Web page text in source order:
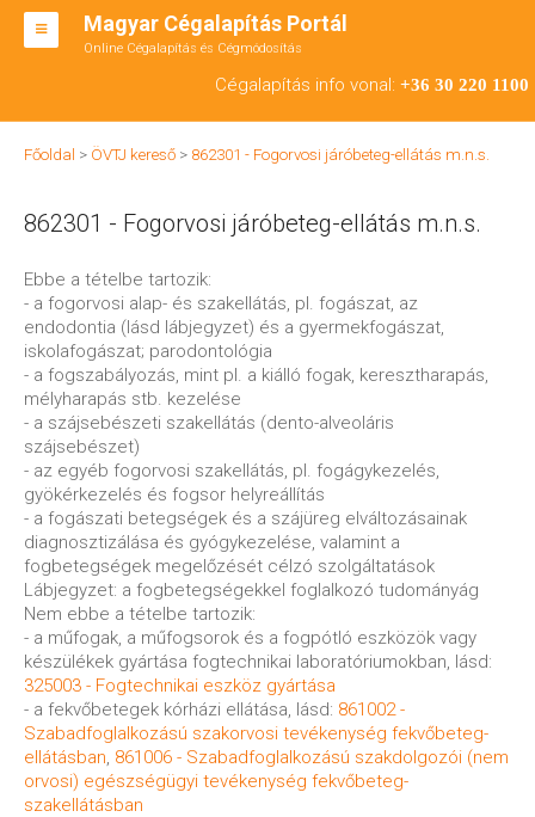
Magyar Cégalapítás Portál
Online Cégalapítás és Cégmódosítás
Cégalapítás info vonal: +36 30 220 1100
BT ALAPÍTÁS
CÉGMÓDOSÍTÁS
ÁTALAKULÁS
TEÁOR SZÁMOK '08
ENGEDÉLYKÖTELES
KAPCSOLAT
IRODÁK
Főoldal > ÖVTJ kereső > 862301 - Fogorvosi járóbeteg-ellátás m.n.s.
862301 - Fogorvosi járóbeteg-ellátás m.n.s.
Ebbe a tételbe tartozik:
- a fogorvosi alap- és szakellátás, pl. fogászat, az
endodontia (lásd lábjegyzet) és a gyermekfogászat,
iskolafogászat; parodontológia
- a fogszabályozás, mint pl. a kiálló fogak, keresztharapás,
mélyharapás stb. kezelése
- a szájsebészeti szakellátás (dento-alveoláris
szájsebészet)
- az egyéb fogorvosi szakellátás, pl. fogágykezelés,
gyökérkezelés és fogsor helyreállítás
- a fogászati betegségek és a szájüreg elváltozásainak
diagnosztizálása és gyógykezelése, valamint a
fogbetegségek megelőzését célzó szolgáltatások
Lábjegyzet: a fogbetegségekkel foglalkozó tudományág
Nem ebbe a tételbe tartozik:
- a műfogak, a műfogsorok és a fogpótló eszközök vagy
készülékek gyártása fogtechnikai laboratóriumokban, lásd:
325003 - Fogtechnikai eszköz gyártása
- a fekvőbetegek kórházi ellátása, lásd: 861002 -
Szabadfoglalkozású szakorvosi tevékenység fekvőbeteg-
ellátásban, 861006 - Szabadfoglalkozású szakdolgozói (nem
orvosi) egészségügyi tevékenység fekvőbeteg-
szakellátásban